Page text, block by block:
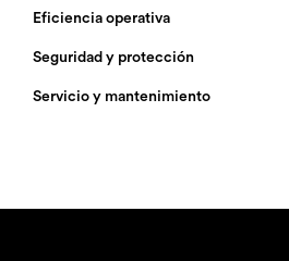
Eficiencia operativa
Seguridad y protección
Servicio y mantenimiento